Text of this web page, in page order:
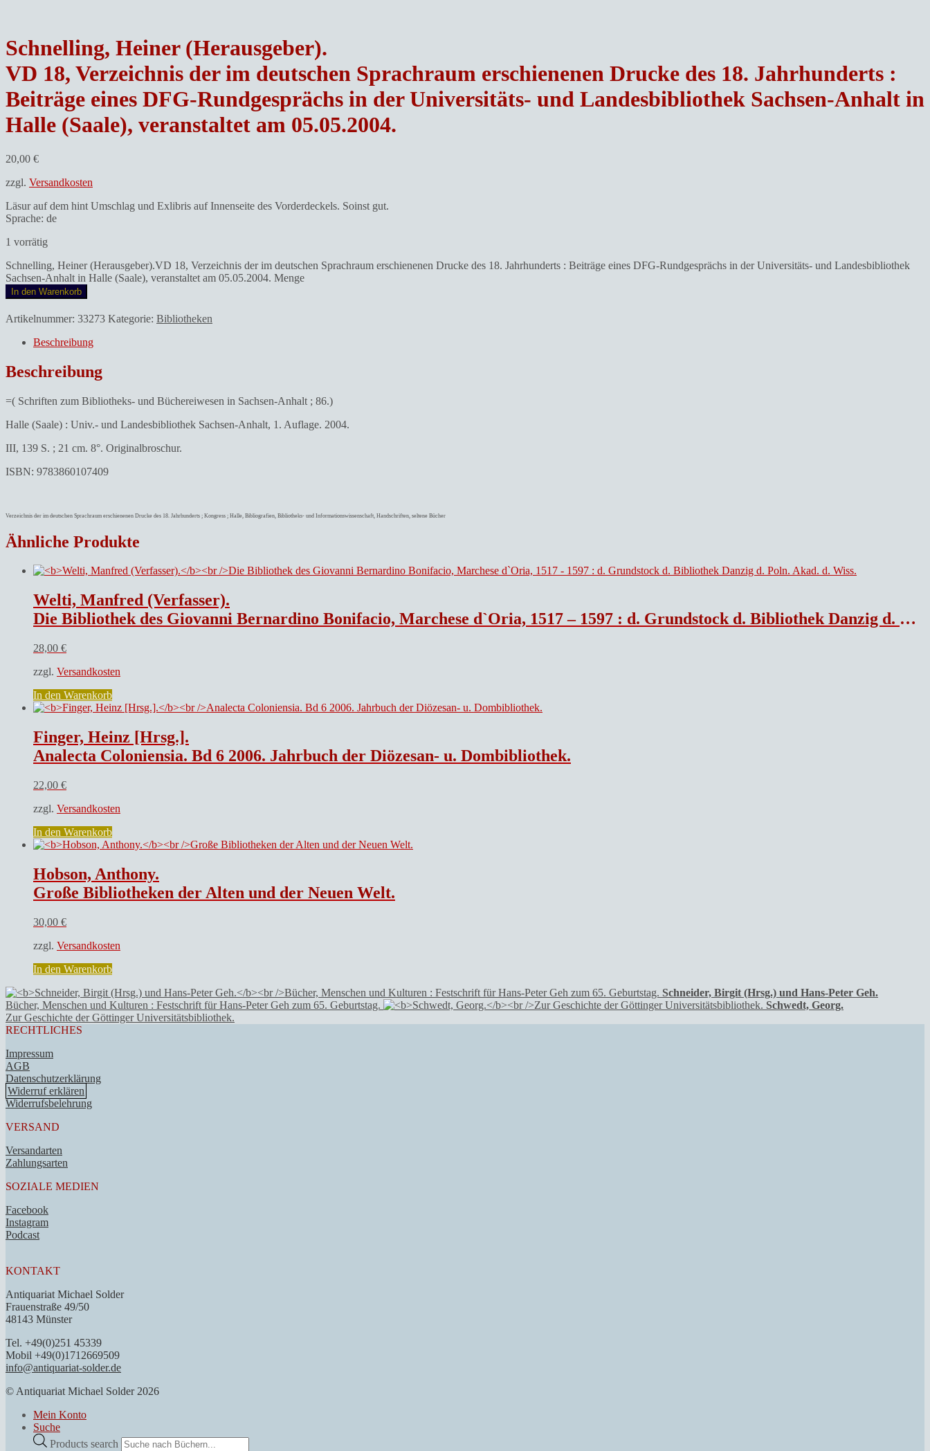
Schnelling, Heiner (Herausgeber).
VD 18, Verzeichnis der im deutschen Sprachraum erschienenen Drucke des 18. Jahrhunderts :
Beiträge eines DFG-Rundgesprächs in der Universitäts- und Landesbibliothek Sachsen-Anhalt in
Halle (Saale), veranstaltet am 05.05.2004.
20,00 €
zzgl. Versandkosten
Läsur auf dem hint Umschlag und Exlibris auf Innenseite des Vorderdeckels. Soinst gut.
Sprache: de
1 vorrätig
Schnelling, Heiner (Herausgeber).VD 18, Verzeichnis der im deutschen Sprachraum erschienenen Drucke des 18. Jahrhunderts : Beiträge eines DFG-Rundgesprächs in der Universitäts- und Landesbibliothek
Sachsen-Anhalt in Halle (Saale), veranstaltet am 05.05.2004. Menge
In den Warenkorb
Artikelnummer: 33273 Kategorie: Bibliotheken
Beschreibung
Beschreibung
=( Schriften zum Bibliotheks- und Büchereiwesen in Sachsen-Anhalt ; 86.)
Halle (Saale) : Univ.- und Landesbibliothek Sachsen-Anhalt, 1. Auflage. 2004.
III, 139 S. ; 21 cm. 8°. Originalbroschur.
ISBN: 9783860107409
Verzeichnis der im deutschen Sprachraum erschienenen Drucke des 18. Jahrhunderts ; Kongress ; Halle, Bibliografien, Bibliotheks- und Informationswissenschaft, Handschriften, seltene Bücher
Ähnliche Produkte
Welti, Manfred (Verfasser).
Die Bibliothek des Giovanni Bernardino Bonifacio, Marchese d`Oria, 1517 – 1597 : d. Grundstock d. Bibliothek Danzig d. Poln. Akad. d. Wiss.
28,00 €
zzgl. Versandkosten
In den Warenkorb
Finger, Heinz [Hrsg.].
Analecta Coloniensia. Bd 6 2006. Jahrbuch der Diözesan- u. Dombibliothek.
22,00 €
zzgl. Versandkosten
In den Warenkorb
Hobson, Anthony.
Große Bibliotheken der Alten und der Neuen Welt.
30,00 €
zzgl. Versandkosten
In den Warenkorb
Schneider, Birgit (Hrsg.) und Hans-Peter Geh.
Bücher, Menschen und Kulturen : Festschrift für Hans-Peter Geh zum 65. Geburtstag.
Schwedt, Georg.
Zur Geschichte der Göttinger Universitätsbibliothek.
RECHTLICHES
Impressum
AGB
Datenschutzerklärung
Widerruf erklären
Widerrufsbelehrung
VERSAND
Versandarten
Zahlungsarten
SOZIALE MEDIEN
Facebook
Instagram
Podcast
KONTAKT
Antiquariat Michael Solder
Frauenstraße 49/50
48143 Münster
Tel. +49(0)251 45339
Mobil +49(0)1712669509
info@antiquariat-solder.de
© Antiquariat Michael Solder 2026
Mein Konto
Suche
Products search